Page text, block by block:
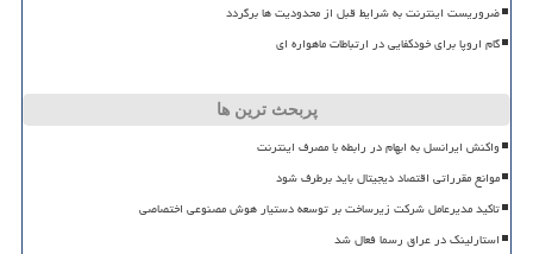
ضروریست اینترنت به شرایط قبل از محدودیت ها برگردد
گام اروپا برای خودکفایی در ارتباطات ماهواره ای
پربحث ترین ها
واکنش ایرانسل به ابهام در رابطه با مصرف اینترنت
موانع مقرراتی اقتصاد دیجیتال باید برطرف شود
تاکید مدیرعامل شرکت زیرساخت بر توسعه دستیار هوش مصنوعی اختصاصی
استارلینک در عراق رسما فعال شد